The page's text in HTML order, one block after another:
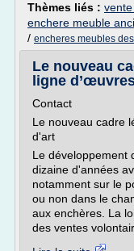
Thèmes liés :
enchere meuble
/ encheres meubles
Le nouveau
ligne
Contact
Le nouveau cadre
d'art
Le développement
dizaine d'années
notamment sur le
ou non dans le
aux enchères. La
des ventes